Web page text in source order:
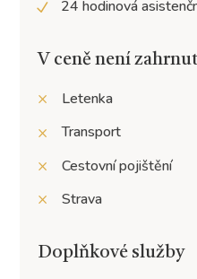
24 hodinová
V ceně není
Letenka
Transport
Cestovní pojištění
Strava
Doplňkové služby